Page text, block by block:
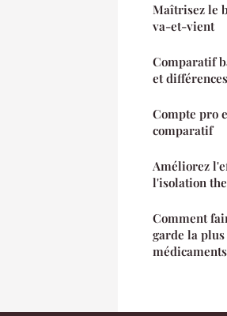
Maîtrisez le
va-et-vient
Comparatif
et
Compte pro
comparatif
Améliorez
l'isolation
Comment
garde la